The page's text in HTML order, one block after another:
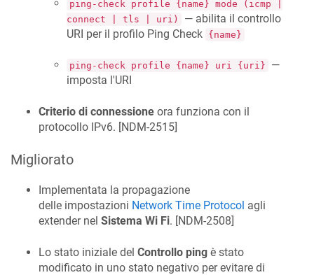
ping-check profile {name} mode (icmp |
connect | tls | uri)
— abilita il controllo
URI per il profilo Ping Check {name}
ping-check profile {name} uri {uri}
—
imposta l'URI
Criterio di connessione ora funziona con il
protocollo IPv6. [NDM-2515]
Migliorato
Implementata la propagazione
delle impostazioni Network Time Protocol agli
extender nel Sistema Wi Fi. [NDM-2508]
Lo stato iniziale del Controllo ping è stato
modificato in uno stato negativo per evitare di